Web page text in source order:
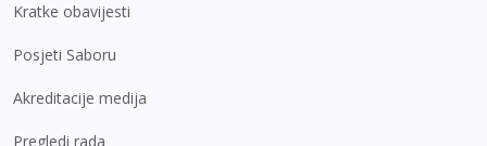
Kratke obavijesti
Posjeti Saboru
Akreditacije medija
Pregledi rada